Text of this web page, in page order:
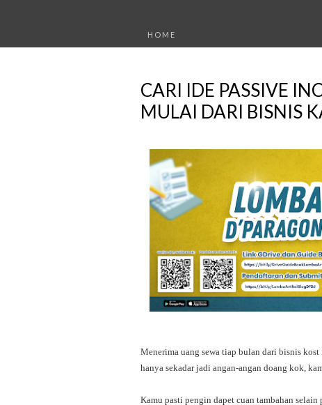
HOME
CARI IDE PASSIVE
MULAI DARI BISNIS
Menerima uang sewa tiap bulan dari bisnis
hanya sekadar jadi angan-angan doang kok,
Kamu pasti pengin dapet cuan tambahan